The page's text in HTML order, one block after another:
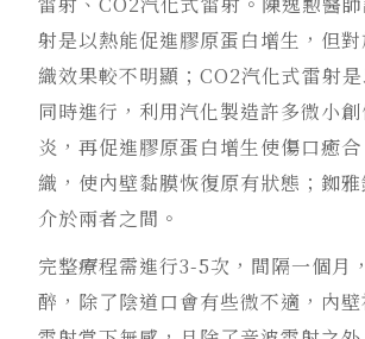
射是以熱能促進膠原蛋白增生，但
織效果較不明顯；CO2汽化式雷射
同時進行，利用汽化製造許多微小
炎，再促進膠原蛋白增生使傷口癒
織，使內壁黏膜恢復原有狀態；銣
介於兩者之間。
完整療程需進行3-5次，間隔一個月
醉，除了陰道口會有些微不適，內壁